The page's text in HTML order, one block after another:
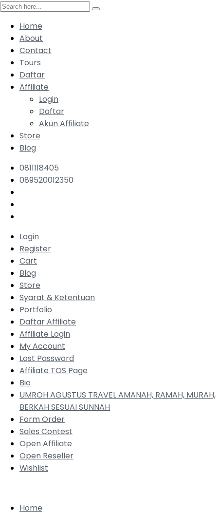
Home
About
Contact
Tours
Daftar
Affiliate
Login
Daftar
Akun Affiliate
Store
Blog
0811118405
089520012350
Login
Register
Cart
Blog
Store
Syarat & Ketentuan
Portfolio
Daftar Affiliate
Affiliate Login
My Account
Lost Password
Affiliate TOS Page
Bio
UMROH AGUSTUS TRAVEL AMANAH, RAMAH, MURAH,
BERKAH SESUAI SUNNAH
Form Order
Sales Contest
Open Affiliate
Open Reseller
Wishlist
Home